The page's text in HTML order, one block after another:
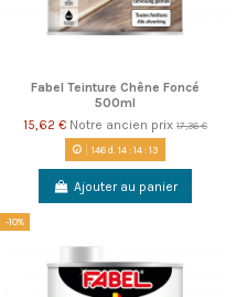
Fabel Teinture Chêne Foncé
500ml
15,62 € Notre ancien prix 17,36 €
146d. 14:14:13
Ajouter au panier
-10%